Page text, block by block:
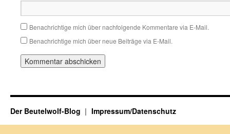
Benachrichtige mich über nachfolgende Kommentare via E-Mail.
Benachrichtige mich über neue Beiträge via E-Mail.
Der Beutelwolf-Blog Impressum/Datenschutz